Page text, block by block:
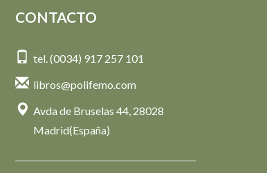
CONTACTO
tel. (0034) 917 257 101
libros@polifemo.com
Avda de Bruselas 44, 28028
Madrid(España)